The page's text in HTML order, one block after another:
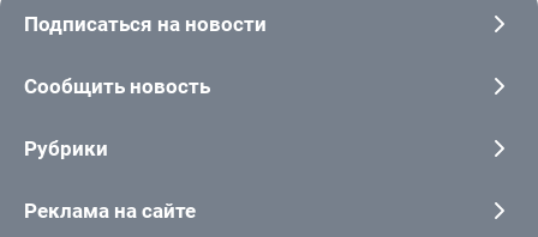
Подписаться на новости
Сообщить новость
Рубрики
Реклама на сайте